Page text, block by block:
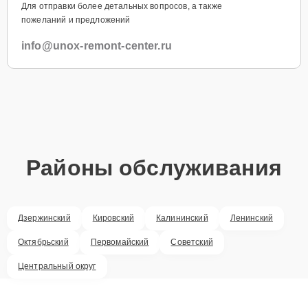
Для отправки более детальных вопросов, а также
пожеланий и предложений
info@unox-remont-center.ru
Районы обслуживания
Дзержинский Кировский Калининский Ленинский
Октябрьский Первомайский Советский
Центральный округ